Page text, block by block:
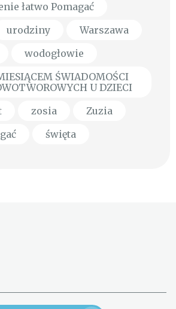
łatwo Pomagać
urodziny
Warszawa
wodogłowie
ŚWIADOMOŚCI
U DZIECI
zosia
Zuzia
święta